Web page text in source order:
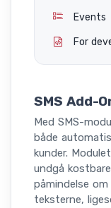
Events
For
SMS Add-
Med SMS-
både
kunder.
undgå
påmindelse
teksterne,